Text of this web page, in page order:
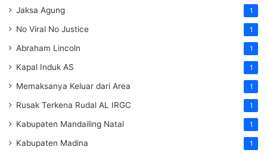
Jaksa Agung 1
No Viral No Justice 1
Abraham Lincoln 1
Kapal Induk AS 1
Memaksanya Keluar dari Area 1
Rusak Terkena Rudal AL IRGC 1
Kabupaten Mandailing Natal 1
Kabupaten Madina 1